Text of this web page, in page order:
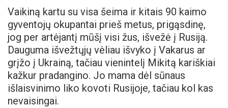
Vaikiną kartu su visa šeima ir kitais 90 kaimo
gyventojų okupantai prieš metus, prigąsdinę,
jog per artėjantį mūšį visi žus, išvežė į Rusiją.
Dauguma išvežtųjų vėliau išvyko į Vakarus ar
grįžo į Ukrainą, tačiau vienintelį Mikitą kariškiai
kažkur pradangino. Jo mama dėl sūnaus
išlaisvinimo liko kovoti Rusijoje, tačiau kol kas
nevaisingai.